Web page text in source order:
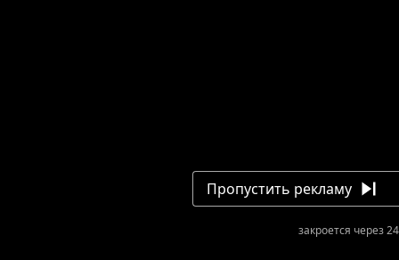
Пропустить рекламу
закроется через 24